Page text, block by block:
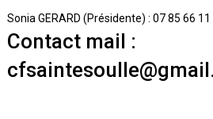
Sonia GERARD (Présidente) : 07 85 66 11
Contact mail :